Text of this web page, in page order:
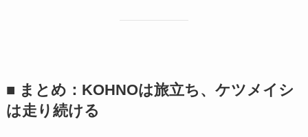
■ まとめ：KOHNOは旅立ち、ケツメイシ
は走り続ける